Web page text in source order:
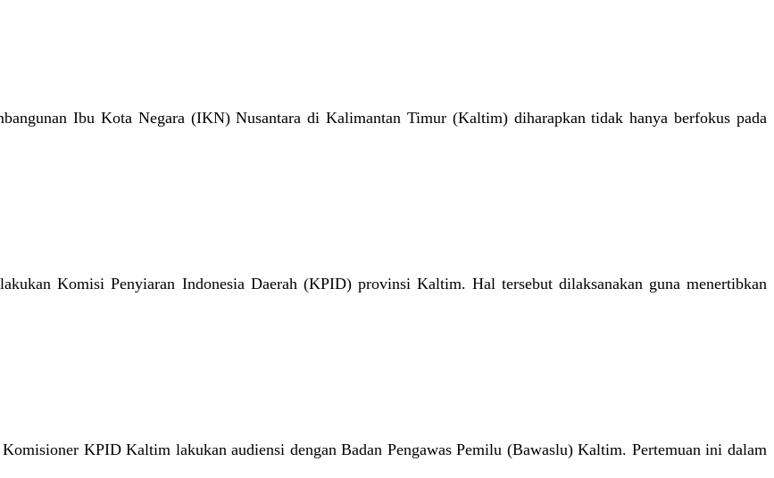
Ibu Kota Negara (IKN) Nusantara di Kalimantan Timur (Kaltim) diharapkan tidak hanya berfokus pada
Komisi Penyiaran Indonesia Daerah (KPID) provinsi Kaltim. Hal tersebut dilaksanakan guna menertibkan
KPID Kaltim lakukan audiensi dengan Badan Pengawas Pemilu (Bawaslu) Kaltim. Pertemuan ini dalam